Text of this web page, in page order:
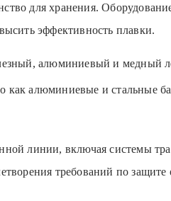
для хранения.
эффективность плавки.
алюминиевый и медный
как алюминиевые и стальные
линии, включая системы
требований по